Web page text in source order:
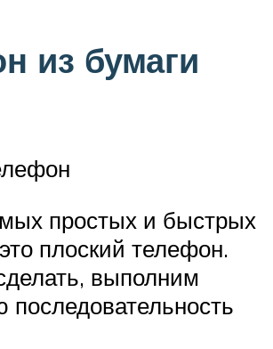
из бумаги
простых и быстрых
плоский телефон.
выполним